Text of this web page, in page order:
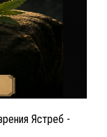
Ястреб -